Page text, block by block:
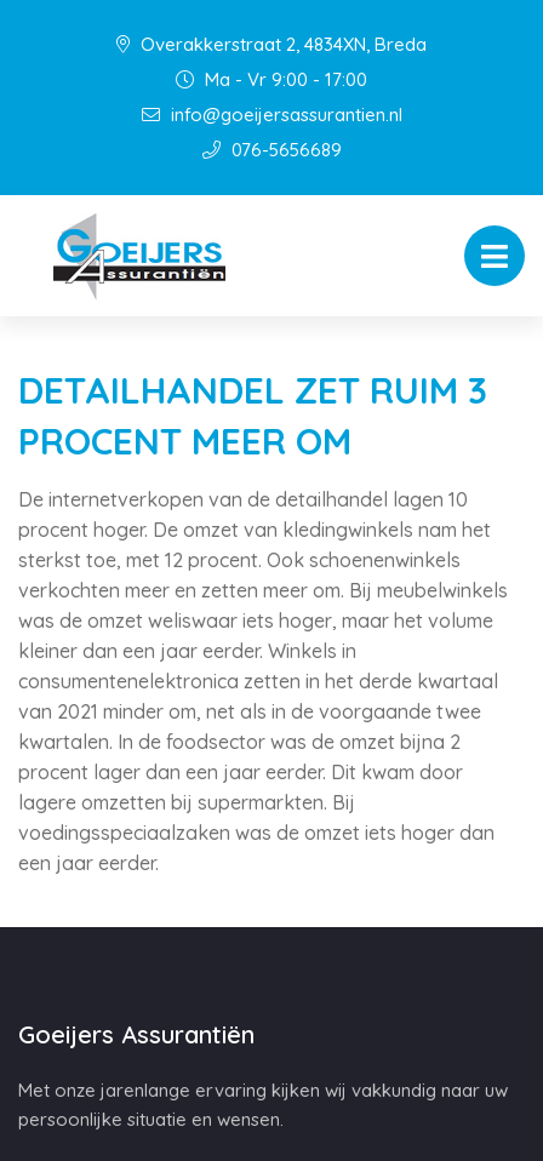
Overakkerstraat 2, 4834XN, Breda
Ma - Vr 9:00 - 17:00
info@goeijersassurantien.nl
076-5656689
DETAILHANDEL ZET RUIM 3
PROCENT MEER OM
De internetverkopen van de detailhandel lagen 10
procent hoger. De omzet van kledingwinkels nam het
sterkst toe, met 12 procent. Ook schoenenwinkels
verkochten meer en zetten meer om. Bij meubelwinkels
was de omzet weliswaar iets hoger, maar het volume
kleiner dan een jaar eerder. Winkels in
consumentenelektronica zetten in het derde kwartaal
van 2021 minder om, net als in de voorgaande twee
kwartalen. In de foodsector was de omzet bijna 2
procent lager dan een jaar eerder. Dit kwam door
lagere omzetten bij supermarkten. Bij
voedingsspeciaalzaken was de omzet iets hoger dan
een jaar eerder.
Goeijers Assurantiën
Met onze jarenlange ervaring kijken wij vakkundig naar uw
persoonlijke situatie en wensen.